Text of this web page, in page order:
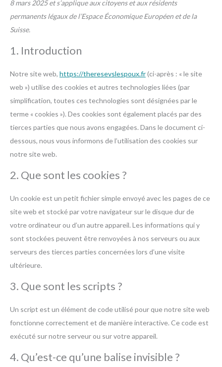
8 mars 2025 et s’applique aux citoyens et aux résidents
permanents légaux de l’Espace Économique Européen et de la
Suisse.
1. Introduction
Notre site web, https://theresevslespoux.fr(ci-après : « le site
web ») utilise des cookies et autres technologies liées (par
simplification, toutes ces technologies sont désignées par le
terme « cookies »). Des cookies sont également placés par des
tierces parties que nous avons engagées. Dans le document ci-
dessous, nous vous informons de l’utilisation des cookies sur
notre site web.
2. Que sont les cookies ?
Un cookie est un petit fichier simple envoyé avec les pages de ce
site web et stocké par votre navigateur sur le disque dur de
votre ordinateur ou d’un autre appareil. Les informations qui y
sont stockées peuvent être renvoyées à nos serveurs ou aux
serveurs des tierces parties concernées lors d’une visite
ultérieure.
3. Que sont les scripts ?
Un script est un élément de code utilisé pour que notre site web
fonctionne correctement et de manière interactive. Ce code est
exécuté sur notre serveur ou sur votre appareil.
4. Qu’est-ce qu’une balise invisible ?